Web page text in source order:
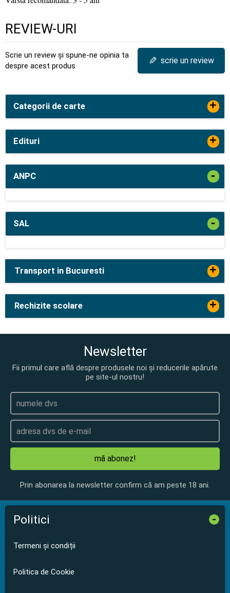
Categorii de carte +
Edituri +
ANPC -
SAL -
REVIEW-URI
Scrie un review și spune-ne opinia ta
despre acest produs
✎ scrie un review
Transport in Bucuresti +
Rechizite scolare +
Newsletter
Fii primul care află despre produsele noi și reducerile apărute
pe site-ul nostru!
mă abonez!
Prin abonarea la newsletter confirm că am peste 18 ani.
Politici -
Termeni și condiții
Politica de Cookie